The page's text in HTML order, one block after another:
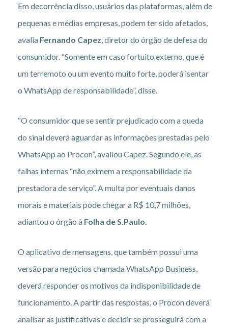
Em decorrência disso, usuários das plataformas, além de
pequenas e médias empresas, podem ter sido afetados,
avalia Fernando Capez , diretor do órgão de defesa do
consumidor. “Somente em caso fortuito externo, que é
um terremoto ou um evento muito forte, poderá isentar
o WhatsApp de responsabilidade”, disse.
“O consumidor que se sentir prejudicado com a queda
do sinal deverá aguardar as informações prestadas pelo
WhatsApp ao Procon”, avaliou Capez. Segundo ele, as
falhas internas “não eximem a responsabilidade da
prestadora de serviço”. A multa por eventuais danos
morais e materiais pode chegar a R$ 10,7 milhões,
adiantou o órgão à Folha de S.Paulo.
O aplicativo de mensagens, que também possui uma
versão para negócios chamada WhatsApp Business,
deverá responder os motivos da indisponibilidade de
funcionamento. A partir das respostas, o Procon deverá
analisar as justificativas e decidir se prosseguirá com a